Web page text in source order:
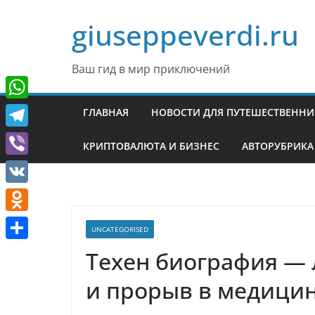
содержимомуgiuseppeverdi.ru
Ваш гид в мир приключений
ГЛАВНАЯ НОВОСТИ ДЛЯ
КРИПТОВАЛЮТА И БИЗНЕС АВТОРУБРИКА
UNCATEGORISED
Техен биография
и прорыв в
W
h
a
t
A
T
e
l
e
g
V
i
b
e
V
K
O